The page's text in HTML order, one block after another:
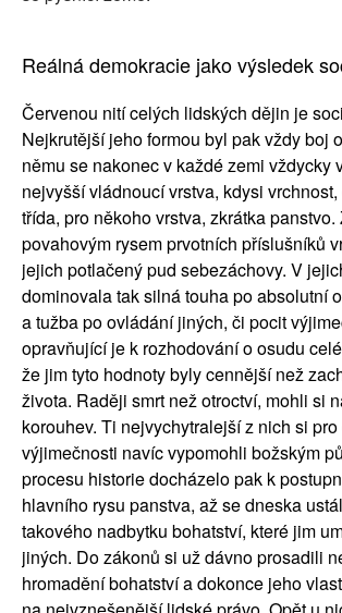
Reálná demokracie jako výsledek
Červenou nití celých lidských dějin je
Nejkrutější jeho formou byl pak vždy boj
němu se nakonec v každé zemi vždycky
nejvyšší vládnoucí vrstva, kdysi
třída, pro někoho vrstva, zkrátka
povahovým rysem prvotních příslušníků
jejich potlačený pud sebezáchovy. V
dominovala tak silná touha po absolutní
a tužba po ovládání jiných, či pocit
opravňující je k rozhodování o osudu
že jim tyto hodnoty byly cennější než
života. Raději smrt než otroctví, mohli si
korouhev. Ti nejvychytralejší z nich si
výjimečnosti navíc vypomohli božským
procesu historie docházelo pak k
hlavního rysu panstva, až se dneska
takového nadbytku bohatství, které jim
jiných. Do zákonů si už dávno prosadili
hromadění bohatství a dokonce jeho